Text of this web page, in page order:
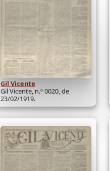
Gil Vicente
Gil Vicente, n.º 0020, de
23/02/1919.